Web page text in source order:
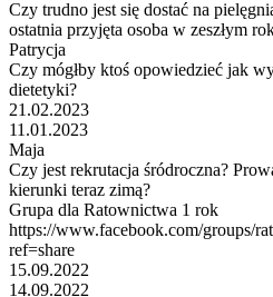
Czy trudno jest się dostać na
ostatnia przyjęta osoba w zeszłym
Patrycja
Czy mógłby ktoś opowiedzieć jak
dietetyki?
21.02.2023
11.01.2023
Maja
Czy jest rekrutacja śródroczna?
kierunki teraz zimą?
Grupa dla Ratownictwa 1 rok
https://www.facebook.com/groups/
ref=share
15.09.2022
14.09.2022